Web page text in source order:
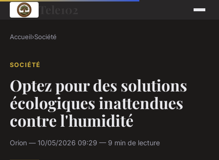
Accueil›Société
SOCIÉTÉ
Optez pour des solutions
écologiques inattendues
contre l'humidité
Orion — 10/05/2026 09:29 — 9 min de lecture